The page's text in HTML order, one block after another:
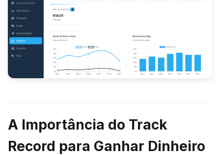
A Importância do Track
Record para Ganhar Dinheiro